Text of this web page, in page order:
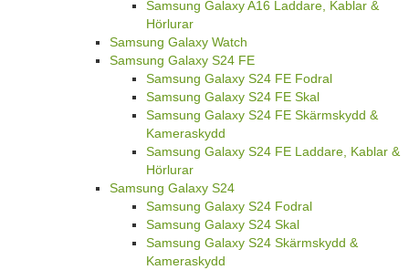
Samsung Galaxy A16 Laddare, Kablar &
Hörlurar
Samsung Galaxy Watch
Samsung Galaxy S24 FE
Samsung Galaxy S24 FE Fodral
Samsung Galaxy S24 FE Skal
Samsung Galaxy S24 FE Skärmskydd &
Kameraskydd
Samsung Galaxy S24 FE Laddare, Kablar &
Hörlurar
Samsung Galaxy S24
Samsung Galaxy S24 Fodral
Samsung Galaxy S24 Skal
Samsung Galaxy S24 Skärmskydd &
Kameraskydd